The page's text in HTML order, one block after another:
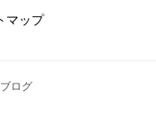
マップ
ログ